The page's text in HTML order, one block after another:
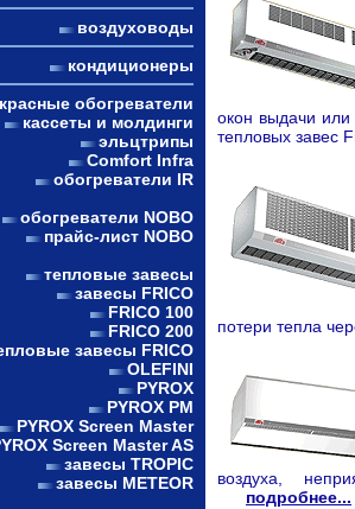
воздуховоды
кондиционеры
обогреватели
кассеты и молдинги
эльцтрипы
Comfort Infra
обогреватели IR
обогреватели NOBO
прайс-лист NOBO
тепловые завесы
завесы FRICO
FRICO 100
FRICO 200
завесы FRICO
OLEFINI
PYROX
PYROX PM
PYROX Screen Master
Screen Master AS
завесы TROPIC
завесы METEOR
окон выдачи
тепловых
потери тепла
воздуха,
подробнее...